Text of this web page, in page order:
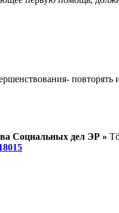
повторять
Социальных дел ЭР »